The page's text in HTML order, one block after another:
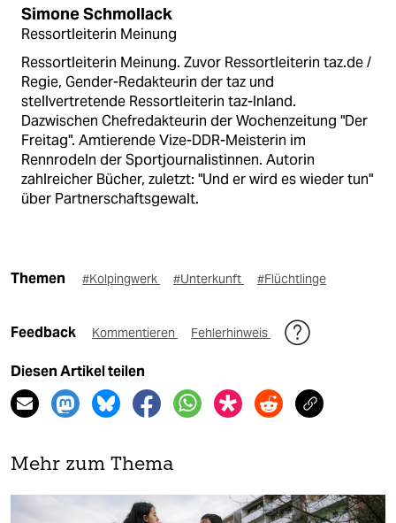
Simone Schmollack
Ressortleiterin Meinung
Ressortleiterin Meinung. Zuvor Ressortleiterin taz.de /
Regie, Gender-Redakteurin der taz und
stellvertretende Ressortleiterin taz-Inland.
Dazwischen Chefredakteurin der Wochenzeitung "Der
Freitag". Amtierende Vize-DDR-Meisterin im
Rennrodeln der Sportjournalistinnen. Autorin
zahlreicher Bücher, zuletzt: "Und er wird es wieder tun"
über Partnerschaftsgewalt.
Themen #Kolpingwerk #Unterkunft #Flüchtlinge
Feedback Kommentieren Fehlerhinweis
Diesen Artikel teilen
Mehr zum Thema